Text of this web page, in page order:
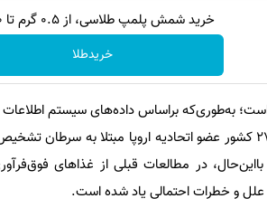
خرید شمش پلمپ طلاسی، از ۰.۵ گرم تا ۱۰ گرم
خریدطلا
در سال ۲۰۲۲ حدود ۱۳ هزار و ۸۰۰ کودک و نوجوان در ۲۷ کشور عضو اتحادیه اروپا
در مطالعات قبلی از غذاهای
علل و خطرات احتمالی یاد شده است.